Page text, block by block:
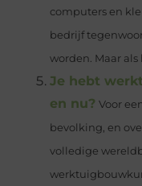
computers en
bedrijf
worden. Maar als
Je hebt
en nu? Voor
bevolking, en
volledige